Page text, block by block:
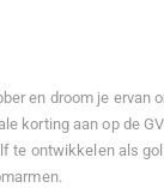
en droom je ervan
korting aan op de
te ontwikkelen als